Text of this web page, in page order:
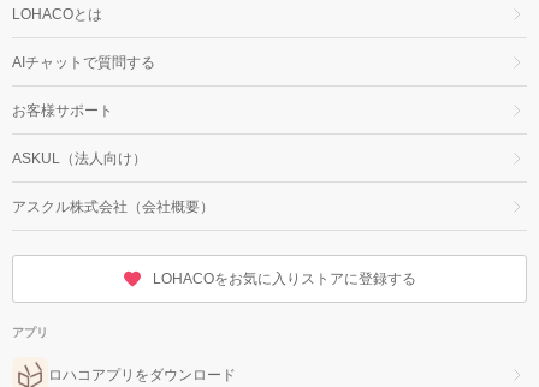
LOHACOとは
AIチャットで質問する
お客様サポート
ASKUL（法人向け）
アスクル株式会社（会社概要）
LOHACOをお気に入りストアに登録する
アプリ
ロハコアプリをダウンロード